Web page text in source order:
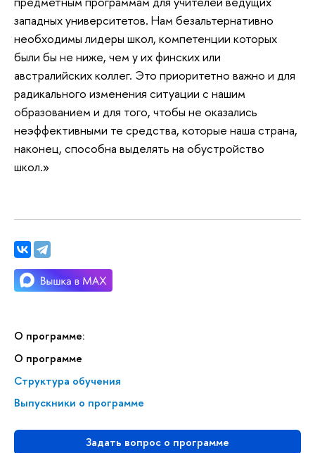
О программе:
О программе
Структура обучения
Выпускники о программе
Задать вопрос о программе
западных университетов. Нам безальтернативно
необходимы лидеры школ, компетенции которых
были бы не ниже, чем у их финских или
австралийских коллег. Это приоритетно важно и для
радикального изменения ситуации с нашим
образованием и для того, чтобы не оказались
неэффективными те средства, которые наша страна,
наконец, способна выделять на обустройство
школ.»